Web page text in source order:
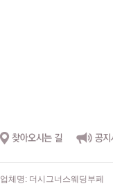
업체명: 더시그너스웨딩부페